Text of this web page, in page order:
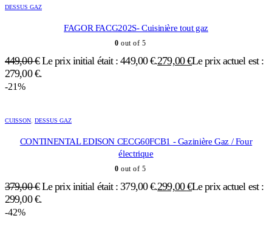
DESSUS GAZ
FAGOR FACG202S- Cuisinière tout gaz
0 out of 5
449,00€ Le prix initial était : 449,00 €.279,00€Le prix actuel est :
279,00 €.
-21%
CUISSON, DESSUS GAZ
CONTINENTAL EDISON CECG60FCB1 - Gazinière Gaz / Four
électrique
0 out of 5
379,00€ Le prix initial était : 379,00 €.299,00€Le prix actuel est :
299,00 €.
-42%